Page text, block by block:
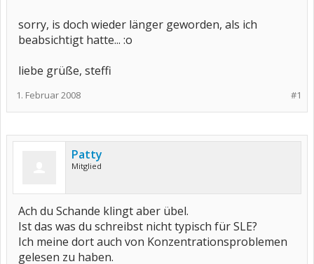
sorry, is doch wieder länger geworden, als ich
beabsichtigt hatte... :o
liebe grüße, steffi
#1
1. Februar 2008
Patty
Mitglied
Ach du Schande klingt aber übel.
Ist das was du schreibst nicht typisch für SLE?
Ich meine dort auch von Konzentrationsproblemen
gelesen zu haben.